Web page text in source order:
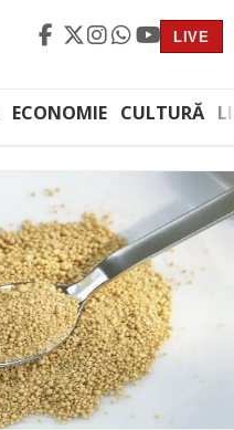
LIVE
ECONOMIE CULTURĂ